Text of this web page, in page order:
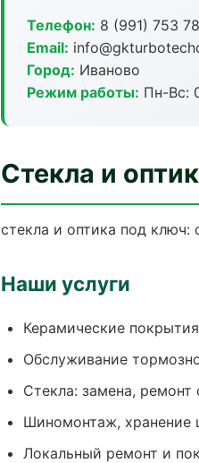
Телефон: 8 (991) 753
Email:
Город: Иваново
Режим работы: Пн-Вс:
Стекла и
стекла и оптика под ключ:
Наши услуги
Керамические
Обслуживание
Стекла: замена, ремонт
Шиномонтаж, хранение
Локальный ремонт и